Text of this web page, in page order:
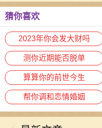
猜你喜欢
2023年你会发大财吗
测你近期能否脱单
算算你的前世今生
帮你调和恋情婚姻